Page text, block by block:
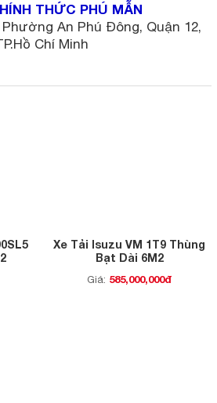
THỨC PHÚ MẪN
Phường An Phú Đông, Quận 12,
Chí Minh
Xe Tải Isuzu VM 1T9 Thùng
Bạt Dài 6M2
Giá: 585,000,000đ